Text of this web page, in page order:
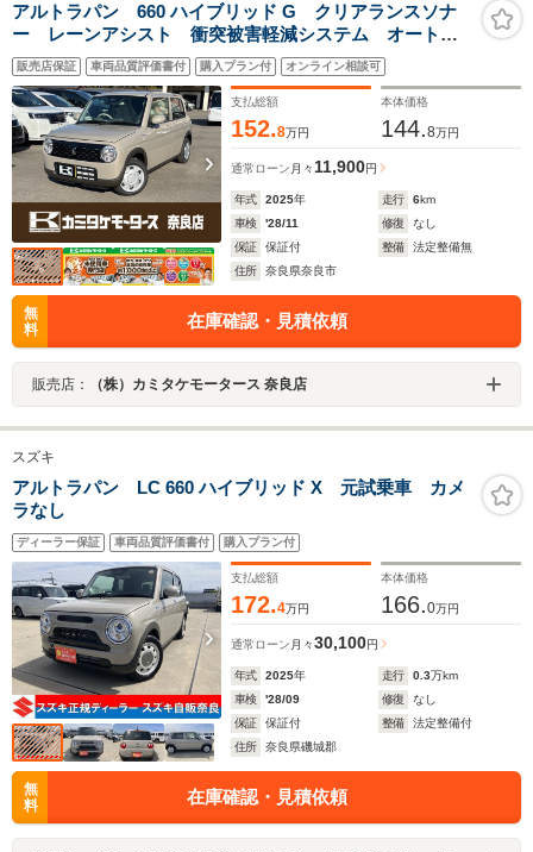
アルトラパン 660 ハイブリッド G クリアランスソナ
ー レーンアシスト 衝突被害軽減システム オートラ
イト スマートキー アイドリングストップ 電動格納
ミラー シートヒーター ベンチシート CVT 盗難防
止システム
販売店保証 車両品質評価書付 購入プラン付 オンライン相談可
支払総額
152.8万円
本体価格
144.8万円
通常ローン 月々 11,900円
年式 2025年 走行 6km
車検
'28/11 修復
なし
保証
保証付 整備
法定整備無
住所
奈良県奈良市
無
料
在庫確認・見積依頼
販売店： （株）カミタケモータース 奈良店
スズキ
アルトラパン LC 660 ハイブリッド X 元試乗車 カメ
ラなし
ディーラー保証 車両品質評価書付 購入プラン付
支払総額
172.4万円
本体価格
166.0万円
通常ローン 月々30,100円
年式 2025年 走行 0.3万km
車検
'28/09 修復
なし
保証
保証付 整備
法定整備付
住所
奈良県磯城郡
無
料
在庫確認・見積依頼